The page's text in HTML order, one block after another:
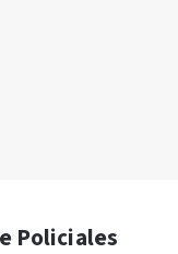
Policiales